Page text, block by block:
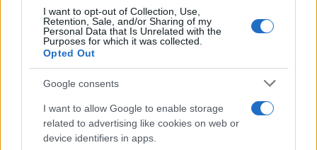
I want to opt-out of Collection, Use,
Retention, Sale, and/or Sharing of my
Personal Data that Is Unrelated with the
Purposes for which it was collected.
Opted Out
Google consents
I want to allow Google to enable storage
related to advertising like cookies on web or
device identifiers in apps.
Monte Pino, la fine di un lungo dolore: storia e
rinascita della strada che segnò la Gallura
Raid nelle campagne di Berchidda, rischio per
la rete elettrica